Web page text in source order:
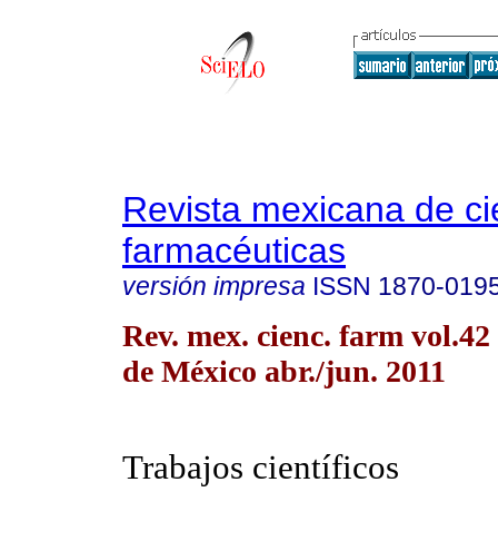
Revista mexicana de
farmacéuticas
versión impresa ISSN 1870-
Rev. mex. cienc. farm
de México abr./jun. 2011
Trabajos científicos